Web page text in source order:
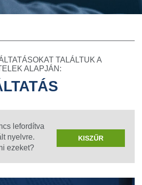
TALÁLTUK A
ALAPJÁN:
lefordítva
nyelvre.
ezeket?
KISZŰR